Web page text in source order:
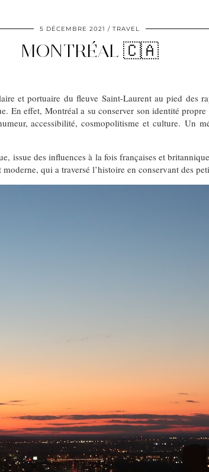
5 DÉCEMBRE 2021 TRAVEL
MONTRÉAL 🇨🇦
et portuaire du fleuve Saint-Laurent au pied des
En effet, Montréal a su conserver son identité
accessibilité, cosmopolitisme et culture. Un
issue des influences à la fois françaises et
qui a traversé l’histoire en conservant des